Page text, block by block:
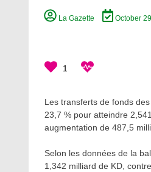
La Gazette October
1
Les transferts de fonds
23,7 % pour atteindre
augmentation de 487,5
Selon les données de la
1,342 milliard de KD,